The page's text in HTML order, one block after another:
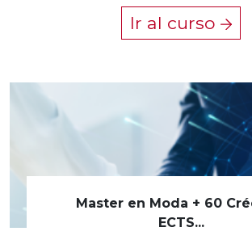
Ir al curso
Master en Moda + 60
ECTS...